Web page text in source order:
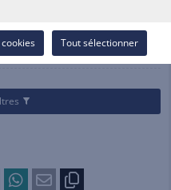
Tout sélectionner